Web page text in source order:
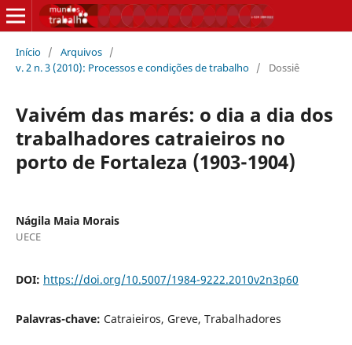
Início / Arquivos /
v. 2 n. 3 (2010): Processos e condições de trabalho / Dossiê
Vaivém das marés: o dia a dia dos
trabalhadores catraieiros no
porto de Fortaleza (1903-1904)
Nágila Maia Morais
UECE
DOI: https://doi.org/10.5007/1984-9222.2010v2n3p60
Palavras-chave: Catraieiros, Greve, Trabalhadores